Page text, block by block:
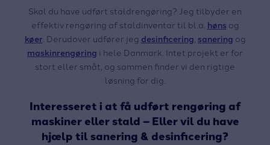
Skal du have udført staldrengøring? Jeg tilbyder en
effektiv rengøring af staldinventar til bl.a. høns og
køer. Derudover udfører jeg desinficering, sanering og
maskinrengøring i hele Danmark. Intet projekt er for
stort eller småt, og sammen finder vi den rigtige
løsning for dig.
Interesseret i at få udført rengøring af
maskiner eller stald – Eller vil du have
hjælp til sanering & desinficering?